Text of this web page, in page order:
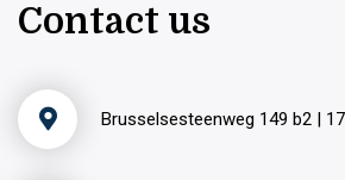
Contact us
Brusselsesteenweg 149 b2 |